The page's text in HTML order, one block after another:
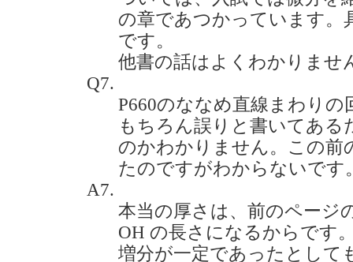
の章であつかっています。
です。
他書の話はよくわかりませ
Q7.
P660のななめ直線まわり
もちろん誤りと書いてあ
のかわかりません。この前
たのですがわからないです
A7.
本当の厚さは、前のページ
OH の長さになるからです
増分が一定であったとして